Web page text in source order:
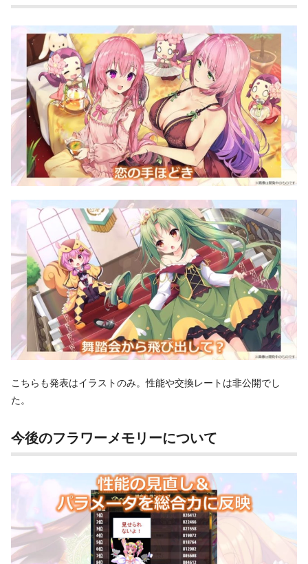
こちらも発表はイラストのみ。性能や交換レートは非公開でし
た。
今後のフラワーメモリーについて